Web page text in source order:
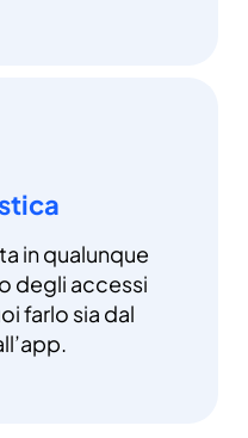
in qualunque
degli accessi
farlo sia dal